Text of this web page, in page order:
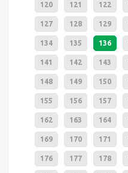
120 121 122
127 128 129
134 135 136
141 142 143
148 149 150
155 156 157
162 163 164
169 170 171
176 177 178